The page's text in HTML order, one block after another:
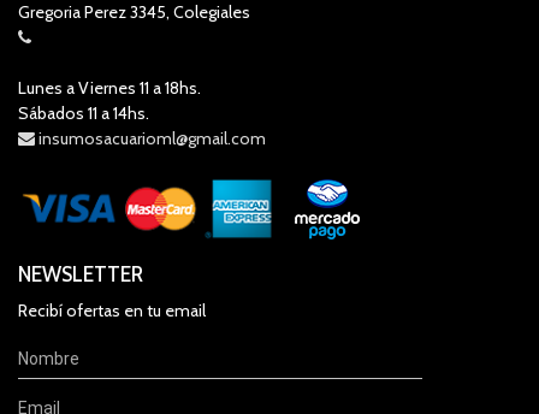
Gregoria Perez 3345, Colegiales
Lunes a Viernes 11 a 18hs.
Sábados 11 a 14hs.
insumosacuarioml@gmail.com
NEWSLETTER
Recibí ofertas en tu email